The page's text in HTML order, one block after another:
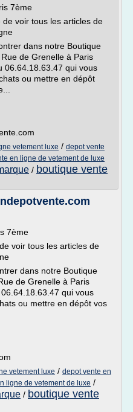
7ème
voir tous les articles de
dans notre Boutique
de Grenelle à Paris
06.64.18.63.47 qui vous
ou mettre en dépôt
vetement luxe / depot vente
en ligne de vetement de luxe
/ boutique vente
7ème
voir tous les articles de
dans notre Boutique
de Grenelle à Paris
qui vous
ou mettre en dépôt vos
vetement luxe / depot vente en
ligne de vetement de luxe /
/ boutique vente